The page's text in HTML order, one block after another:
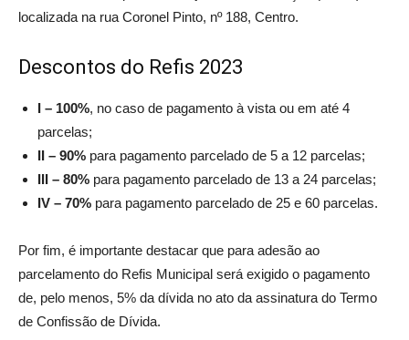
localizada na rua Coronel Pinto, nº 188, Centro.
Descontos do Refis 2023
I – 100%, no caso de pagamento à vista ou em até 4
parcelas;
II – 90% para pagamento parcelado de 5 a 12 parcelas;
III – 80% para pagamento parcelado de 13 a 24 parcelas;
IV – 70% para pagamento parcelado de 25 e 60 parcelas.
Por fim, é importante destacar que para adesão ao
parcelamento do Refis Municipal será exigido o pagamento
de, pelo menos, 5% da dívida no ato da assinatura do Termo
de Confissão de Dívida.